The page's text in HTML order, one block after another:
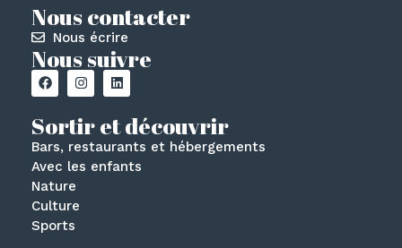
Nous contacter
Nous écrire
Nous suivre
Sortir et découvrir
Bars, restaurants et hébergements
Avec les enfants
Nature
Culture
Sports